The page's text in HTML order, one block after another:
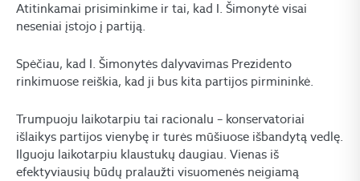
Atitinkamai prisiminkime ir tai, kad I. Šimonytė visai
neseniai įstojo į partiją.
Spėčiau, kad I. Šimonytės dalyvavimas Prezidento
rinkimuose reiškia, kad ji bus kita partijos pirmininkė.
Trumpuoju laikotarpiu tai racionalu – konservatoriai
išlaikys partijos vienybę ir turės mūšiuose išbandytą vedlę.
Ilguoju laikotarpiu klaustukų daugiau. Vienas iš
efektyviausių būdų pralaužti visuomenės neigiamą